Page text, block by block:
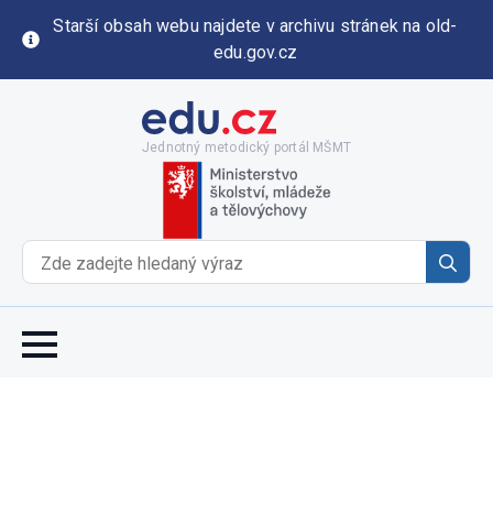
Starší obsah webu najdete v archivu stránek na old-
edu.gov.cz
Jednotný metodický portál MŠMT
for: